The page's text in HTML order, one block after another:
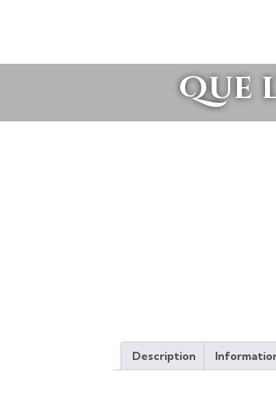
Que
Description